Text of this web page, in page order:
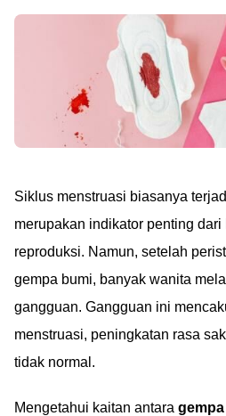
Siklus menstruasi biasanya
merupakan indikator penting
reproduksi. Namun, setelah
gempa bumi, banyak wanita
gangguan. Gangguan ini
menstruasi, peningkatan rasa
tidak normal.
Mengetahui kaitan antara